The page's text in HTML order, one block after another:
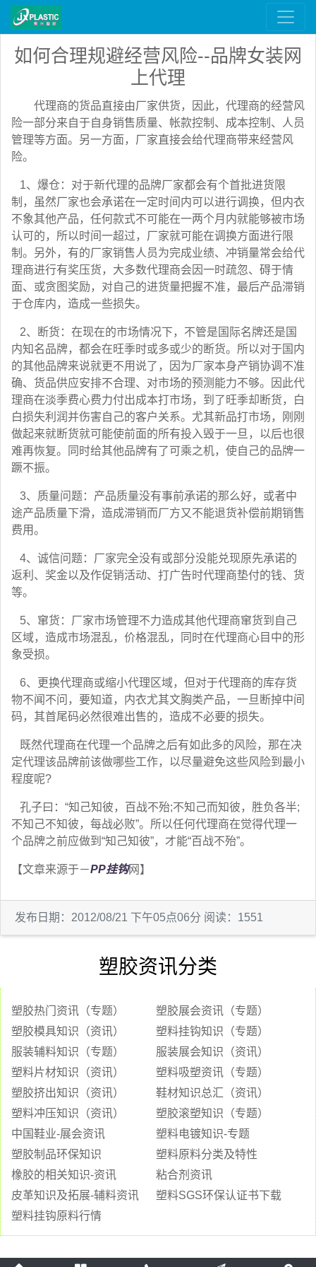
如何合理规避经营风险--品牌女装网
上代理
代理商的货品直接由厂家供货，因此，代理商的经营风
险一部分来自于自身销售质量、帐款控制、成本控制、人员
管理等方面。另一方面，厂家直接会给代理商带来经营风
险。
1、爆仓：对于新代理的品牌厂家都会有个首批进货限
制，虽然厂家也会承诺在一定时间内可以进行调换，但内衣
不象其他产品，任何款式不可能在一两个月内就能够被市场
认可的，所以时间一超过，厂家就可能在调换方面进行限
制。另外，有的厂家销售人员为完成业绩、冲销量常会给代
理商进行有奖压货，大多数代理商会因一时疏忽、碍于情
面、或贪图奖励，对自己的进货量把握不准，最后产品滞销
于仓库内，造成一些损失。
2、断货：在现在的市场情况下，不管是国际名牌还是国
内知名品牌，都会在旺季时或多或少的断货。所以对于国内
的其他品牌来说就更不用说了，因为厂家本身产销协调不准
确、货品供应安排不合理、对市场的预测能力不够。因此代
理商在淡季费心费力付出成本打市场，到了旺季却断货，白
白损失利润并伤害自己的客户关系。尤其新品打市场，刚刚
做起来就断货就可能使前面的所有投入毁于一旦，以后也很
难再恢复。同时给其他品牌有了可乘之机，使自己的品牌一
蹶不振。
3、质量问题：产品质量没有事前承诺的那么好，或者中
途产品质量下滑，造成滞销而厂方又不能退货补偿前期销售
费用。
4、诚信问题：厂家完全没有或部分没能兑现原先承诺的
返利、奖金以及作促销活动、打广告时代理商垫付的钱、货
等。
5、窜货：厂家市场管理不力造成其他代理商窜货到自己
区域，造成市场混乱，价格混乱，同时在代理商心目中的形
象受损。
6、更换代理商或缩小代理区域，但对于代理商的库存货
物不闻不问，要知道，内衣尤其文胸类产品，一旦断掉中间
码，其首尾码必然很难出售的，造成不必要的损失。
既然代理商在代理一个品牌之后有如此多的风险，那在决
定代理该品牌前该做哪些工作，以尽量避免这些风险到最小
程度呢?
孔子曰：“知己知彼，百战不殆;不知己而知彼，胜负各半;
不知己不知彼，每战必败”。所以任何代理商在觉得代理一
个品牌之前应做到“知己知彼”，才能“百战不殆”。
【文章来源于－PP挂钩网】
发布日期：2012/08/21 下午05点06分 阅读：1551
塑胶资讯分类
塑胶热门资讯（专题）
塑胶展会资讯（专题）
塑胶模具知识（资讯）
塑料挂钩知识（专题）
服装辅料知识（专题）
服装展会知识（资讯）
塑料片材知识（资讯）
塑料吸塑资讯（专题）
塑胶挤出知识（资讯）
鞋材知识总汇（资讯）
塑料冲压知识（资讯）
塑胶滚塑知识（专题）
中国鞋业-展会资讯
塑料电镀知识-专题
塑胶制品环保知识
塑料原料分类及特性
橡胶的相关知识-资讯
粘合剂资讯
皮革知识及拓展-辅料资讯
塑料SGS环保认证书下载
塑料挂钩原料行情